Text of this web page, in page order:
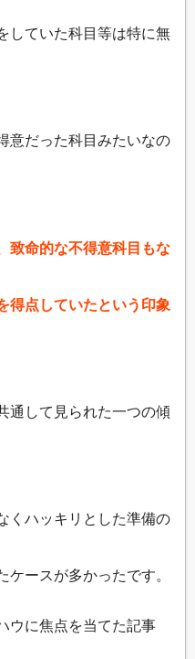
していた科目等は特に無
意だった科目みたいなの
致命的な不得意科目もな
得点していたという印象
通して見られた一つの傾
くハッキリとした準備の
ケースが多かったです。
ウに焦点を当てた記事